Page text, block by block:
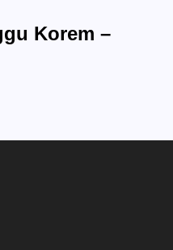
Korem –